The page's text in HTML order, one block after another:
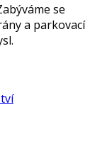
se
a parkovací